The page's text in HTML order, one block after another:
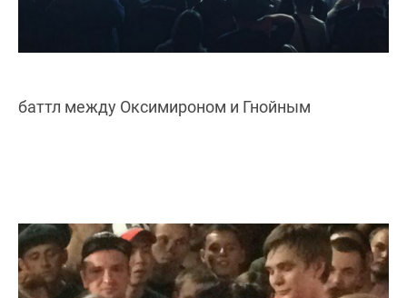
баттл между Оксимироном и Гнойным